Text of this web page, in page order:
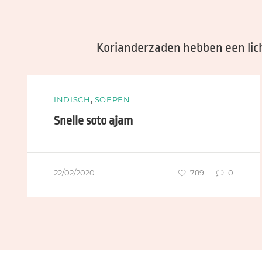
Korianderzaden hebben een
INDISCH , SOEPEN
Snelle soto ajam
22/02/2020 789 0